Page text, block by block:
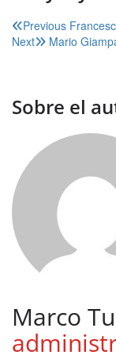
de
Previous
Next
Mario
Sobre el
Marco